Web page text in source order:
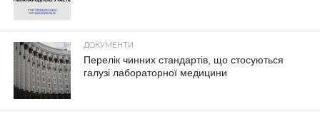
ДОКУМЕНТИ
Перелік чинних стандартів, що стосуються
галузі лабораторної медицини